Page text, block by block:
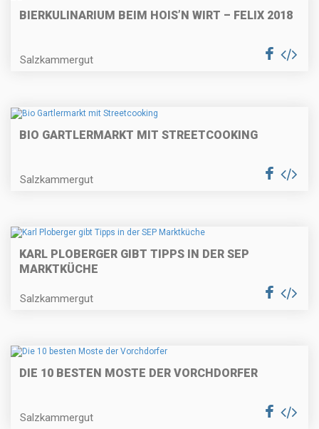
BIERKULINARIUM BEIM HOIS’N WIRT – FELIX 2018
Salzkammergut
BIO GARTLERMARKT MIT STREETCOOKING
Salzkammergut
KARL PLOBERGER GIBT TIPPS IN DER SEP
MARKTKÜCHE
Salzkammergut
DIE 10 BESTEN MOSTE DER VORCHDORFER
Salzkammergut